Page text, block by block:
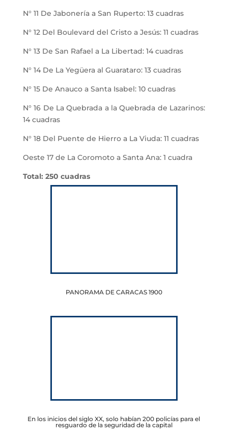
N° 11 De Jabonería a San Ruperto: 13 cuadras
N° 12 Del Boulevard del Cristo a Jesús: 11 cuadras
N° 13 De San Rafael a La Libertad: 14 cuadras
N° 14 De La Yegüera al Guarataro: 13 cuadras
N° 15 De Anauco a Santa Isabel: 10 cuadras
N° 16 De La Quebrada a la Quebrada de Lazarinos:
14 cuadras
N° 18 Del Puente de Hierro a La Viuda: 11 cuadras
Oeste 17 de La Coromoto a Santa Ana: 1 cuadra
Total: 250 cuadras
PANORAMA DE CARACAS 1900
En los inicios del siglo XX, solo habían 200 policías para el
resguardo de la seguridad de la capital